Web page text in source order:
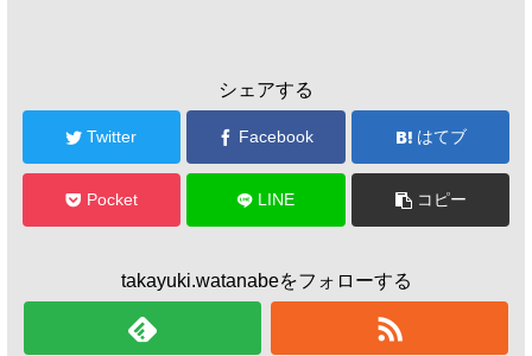
シェアする
Twitter Facebook はてブ
Pocket LINE コピー
takayuki.watanabeをフォローする